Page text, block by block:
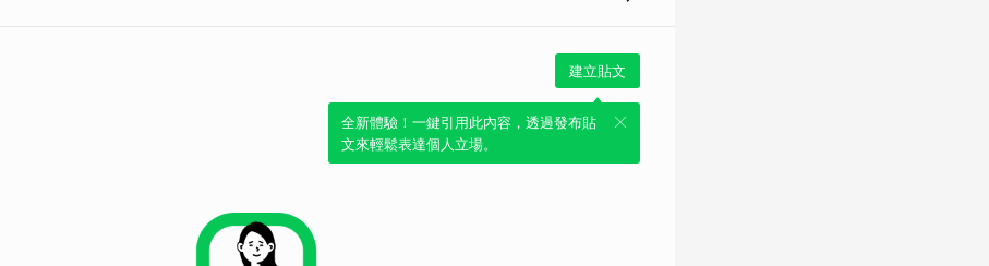
建立貼文
全新體驗！一鍵引用此內容，透過發布貼
文來輕鬆表達個人立場。